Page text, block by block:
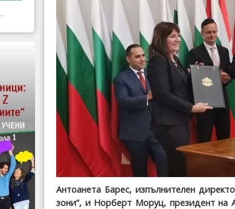
Антоанета Барес, изпълнителен
зони“, и Норберт Моруц, президент на